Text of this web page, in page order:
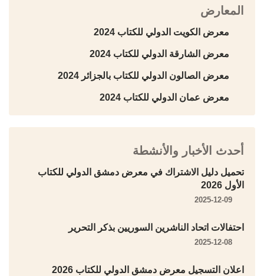
المعارض
معرض الكويت الدولي للكتاب 2024
معرض الشارقة الدولي للكتاب 2024
معرض الصالون الدولي للكتاب بالجزائر 2024
معرض عمان الدولي للكتاب 2024
أحدث الأخبار والأنشطة
تحميل دليل الاشتراك في معرض دمشق الدولي للكتاب
الأول 2026
2025-12-09
احتفالات اتحاد الناشرين السوريين بذكر التحرير
2025-12-08
اعلان التسجيل معرض دمشق الدولي للكتاب 2026